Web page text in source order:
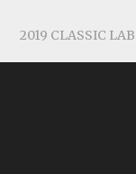
2019 CLASSIC